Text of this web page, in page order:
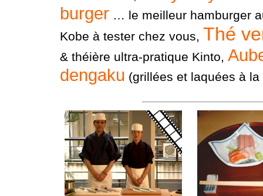
burger … le meilleur hamburger
Kobe à tester chez vous, Thé
& théière ultra-pratique Kinto,
dengaku (grillées et laquées à